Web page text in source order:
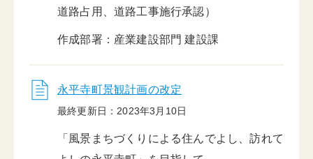
道路占用、道路工事施行承認）
作成部署：産業建設部門 建設課
永平寺町景観計画の改定
最終更新日：2023年3月10日
「風景まちづくりによる住んでよし、訪れて